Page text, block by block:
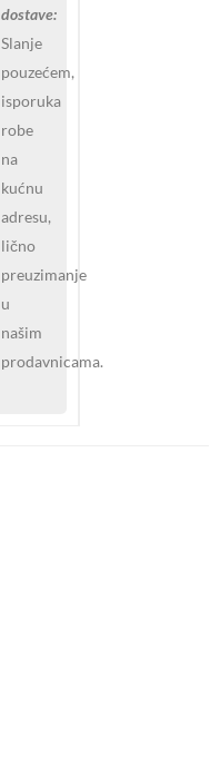
dostave:
Slanje
pouzećem,
isporuka
robe
na
kućnu
adresu,
lično
preuzimanje
u
našim
prodavnicama.